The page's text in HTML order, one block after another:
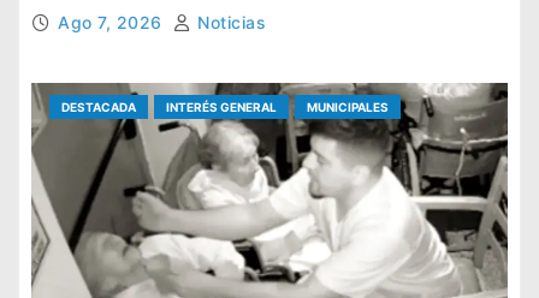
Ago 7, 2026 Noticias
DESTACADA INTERÉS GENERAL MUNICIPALES